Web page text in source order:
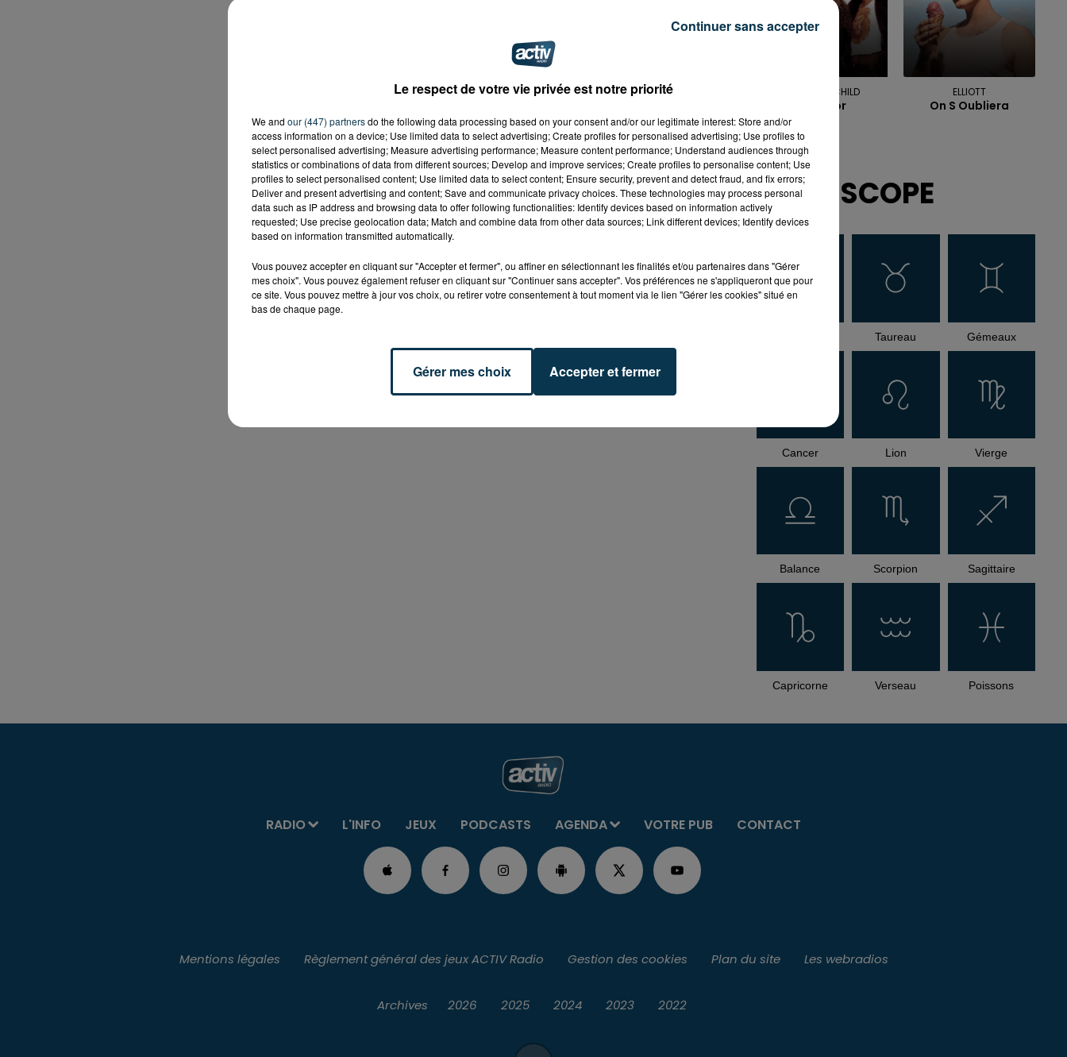
DESTINY S CHILD
Survivor
ELLIOTT
On S Oubliera
HOROSCOPE
Taureau Gémeaux
Cancer Lion Vierge
Balance Scorpion Sagittaire
Capricorne Verseau Poissons
RADIO L'INFO JEUX PODCASTS AGENDA VOTRE PUB CONTACT
Mentions légales Règlement général des jeux ACTIV Radio Gestion des cookies Plan du site Les webradios
Archives 2026 2025 2024 2023 2022
Le respect de votre vie privée est notre priorité
We and our (447) partnersdo the following data processing based on your consent and/or our legitimate interest: Store and/or
access information on a device; Use limited data to select advertising; Create profiles for personalised advertising; Use profiles to
select personalised advertising; Measure advertising performance; Measure content performance; Understand audiences through
statistics or combinations of data from different sources; Develop and improve services; Create profiles to personalise content; Use
profiles to select personalised content; Use limited data to select content; Ensure security, prevent and detect fraud, and fix errors;
Deliver and present advertising and content; Save and communicate privacy choices. These technologies may process personal
data such as IP address and browsing data to offer following functionalities: Identify devices based on information actively
requested; Use precise geolocation data; Match and combine data from other data sources; Link different devices; Identify devices
based on information transmitted automatically.
Vous pouvez accepter en cliquant sur "Accepter et fermer", ou affiner en sélectionnant les finalités et/ou partenaires dans "Gérer
mes choix". Vous pouvez également refuser en cliquant sur "Continuer sans accepter". Vos préférences ne s'appliqueront que pour
ce site. Vous pouvez mettre à jour vos choix, ou retirer votre consentement à tout moment via le lien "Gérer les cookies" situé en
bas de chaque page.
Gérer mes choix Accepter et fermer
Continuer sans accepter